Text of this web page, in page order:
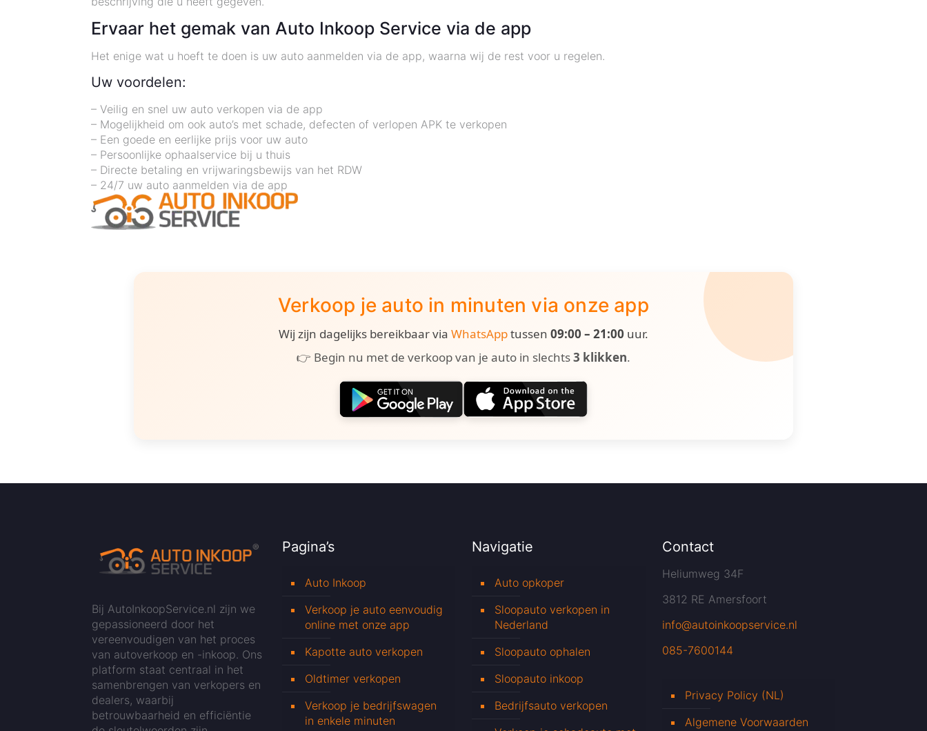
Ervaar het gemak van Auto Inkoop Service via de app
Het enige wat u hoeft te doen is uw auto aanmelden via de app, waarna wij de rest voor u regelen.
Uw voordelen:
– Veilig en snel uw auto verkopen via de app
– Mogelijkheid om ook auto’s met schade, defecten of verlopen APK te verkopen
– Een goede en eerlijke prijs voor uw auto
– Persoonlijke ophaalservice bij u thuis
– Directe betaling en vrijwaringsbewijs van het RDW
– 24/7 uw auto aanmelden via de app
Verkoop je auto in minuten via onze app
Wij zijn dagelijks bereikbaar via WhatsApptussen 09:00 – 21:00 uur.
👉 Begin nu met de verkoop van je auto in slechts3 klikken.
Bij AutoInkoopService.nl zijn we
gepassioneerd door het
vereenvoudigen van het proces
van autoverkoop en -inkoop. Ons
platform staat centraal in het
samenbrengen van verkopers en
dealers, waarbij
betrouwbaarheid en efficiëntie
Pagina’s
Auto Inkoop
Verkoop je auto eenvoudig
online met onze app
Kapotte auto verkopen
Oldtimer verkopen
Verkoop je bedrijfswagen
in enkele minuten
Navigatie
Auto opkoper
Sloopauto verkopen in
Nederland
Sloopauto ophalen
Sloopauto inkoop
Bedrijfsauto verkopen
Contact
Heliumweg 34F
3812 RE Amersfoort
info@autoinkoopservice.nl
085-7600144
Privacy Policy (NL)
Algemene Voorwaarden